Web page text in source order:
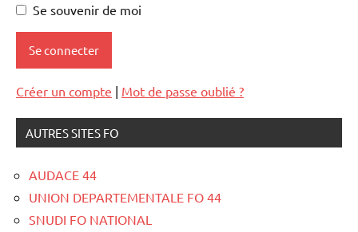
Se souvenir de moi
Créer un compte | Mot de passe oublié ?
AUTRES SITES FO
AUDACE 44
UNION DEPARTEMENTALE FO 44
SNUDI FO NATIONAL